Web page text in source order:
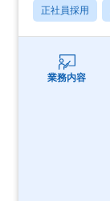
正社員採用
業務内容